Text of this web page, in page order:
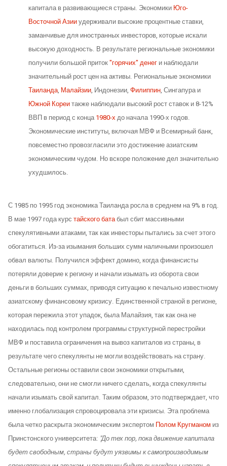
капитала в развивающиеся страны. Экономики Юго-
Восточной Азииудерживали высокие процентные ставки,
заманчивые для иностранных инвесторов, которые искали
высокую доходность. В результате региональные экономики
получили большой приток"горячих" денег и наблюдали
значительный рост цен на активы. Региональные экономики
Таиланда, Малайзии, Индонезии, Филиппин, Сингапура и
Южной Кореитакже наблюдали высокий рост ставок и 8-12%
ВВП в период с конца1980-хдо начала 1990-х годов.
Экономические институты, включая МВФ и Всемирный банк,
повсеместно провозгласили это достижение азиатским
экономическим чудом. Но вскоре положение дел значительно
ухудшилось.
С 1985 по 1995 год экономика Таиланда росла в среднем на 9% в год.
В мае 1997 года курс тайского батабыл сбит массивными
спекулятивными атаками, так как инвесторы пытались за счет этого
обогатиться. Из-за изымания больших сумм наличными произошел
обвал валюты. Получился эффект домино, когда финансисты
потеряли доверие к региону и начали изымать из оборота свои
деньги в больших суммах, приводя ситуацию к печально известному
азиатскому финансовому кризису. Единственной страной в регионе,
которая пережила этот упадок, была Малайзия, так как она не
находилась под контролем программы структурной перестройки
МВФ и поставила ограничения на вывоз капиталов из страны, в
результате чего спекулянты не могли воздействовать на страну.
Остальные регионы оставили свои экономики открытыми,
следовательно, они не смогли ничего сделать, когда спекулянты
начали изымать свой капитал. Таким образом, это подтверждает, что
именно глобализация спровоцировала эти кризисы. Эта проблема
была четко раскрыта экономическим экспертом Полом Кругманом из
Принстонского университета: "До тех пор, пока движение капитала
будет свободным, страны будут уязвимы к самопроизводимым